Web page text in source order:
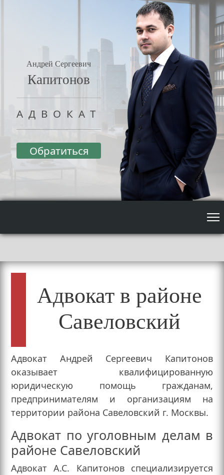
Андрей Сергеевич
Капитонов
АДВОКАТ
Обратиться
Адвокат в районе
Савеловский
Адвокат Андрей Сергеевич Капитонов
оказывает квалифицированную
юридическую помощь гражданам,
предпринимателям и организациям на
территории района Савеловский г. Москвы.
Адвокат по уголовным делам в
районе Савеловский
Адвокат А.С. Капитонов специализируется